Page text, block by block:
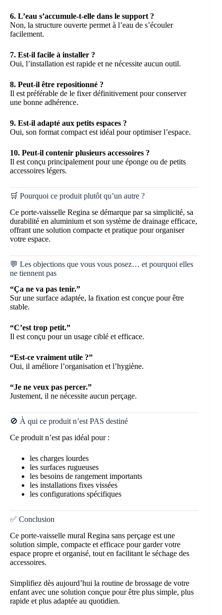
6. L’eau s’accumule-t-elle dans le support ?
Non, la structure ouverte permet à l’eau de s’écouler
facilement.
7. Est-il facile à installer ?
Oui, l’installation est rapide et ne nécessite aucun outil.
8. Peut-il être repositionné ?
Il est préférable de le fixer définitivement pour conserver
une bonne adhérence.
9. Est-il adapté aux petits espaces ?
Oui, son format compact est idéal pour optimiser l’espace.
10. Peut-il contenir plusieurs accessoires ?
Il est conçu principalement pour une éponge ou de petits
accessoires légers.
🛒 Pourquoi ce produit plutôt qu’un autre ?
Ce porte-vaisselle Regina se démarque par sa simplicité, sa
durabilité en aluminium et son système de drainage efficace,
offrant une solution compacte et pratique pour organiser
votre espace.
💬 Les objections que vous vous posez… et pourquoi elles
ne tiennent pas
“Ça ne va pas tenir.”
Sur une surface adaptée, la fixation est conçue pour être
stable.
“C’est trop petit.”
Il est conçu pour un usage ciblé et efficace.
“Est-ce vraiment utile ?”
Oui, il améliore l’organisation et l’hygiène.
“Je ne veux pas percer.”
Justement, il ne nécessite aucun perçage.
🚫 À qui ce produit n’est PAS destiné
Ce produit n’est pas idéal pour :
les charges lourdes
les surfaces rugueuses
les besoins de rangement importants
les installations fixes vissées
les configurations spécifiques
✅ Conclusion
Ce porte-vaisselle mural Regina sans perçage est une
solution simple, compacte et efficace pour garder votre
espace propre et organisé, tout en facilitant le séchage des
accessoires.
Simplifiez dès aujourd’hui la routine de brossage de votre
enfant avec une solution conçue pour être plus simple, plus
rapide et plus adaptée au quotidien.